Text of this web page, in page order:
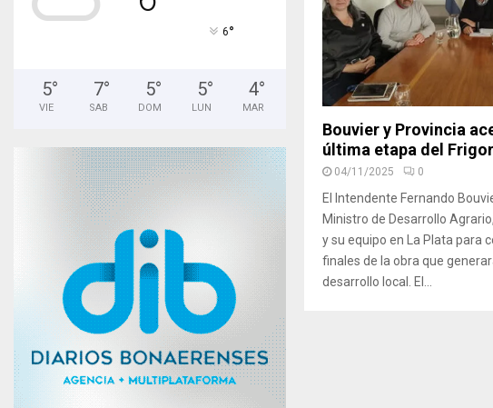
Bouvier y Provincia
última etapa del
04/11/2025 0
El Intendente Fernando
Ministro de Desarrollo
y su equipo en La Plata para
finales de la obra que
desarrollo local. El...
6°
5°
VIE
7°
SAB
5°
DOM
5°
LUN
4°
MAR